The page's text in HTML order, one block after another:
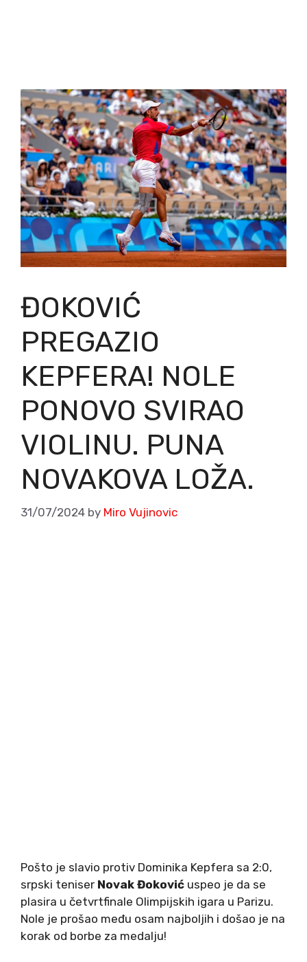
ĐOKOVIĆ
PREGAZIO
KEPFERA! NOLE
PONOVO SVIRAO
VIOLINU. PUNA
NOVAKOVA LOŽA.
31/07/2024 by Miro Vujinovic
Pošto je slavio protiv Dominika Kepfera sa 2:0,
srpski teniser Novak Đoković uspeo je da se
plasira u četvrtfinale Olimpijskih igara u Parizu.
Nole je prošao među osam najboljih i došao je na
korak od borbe za medalju!